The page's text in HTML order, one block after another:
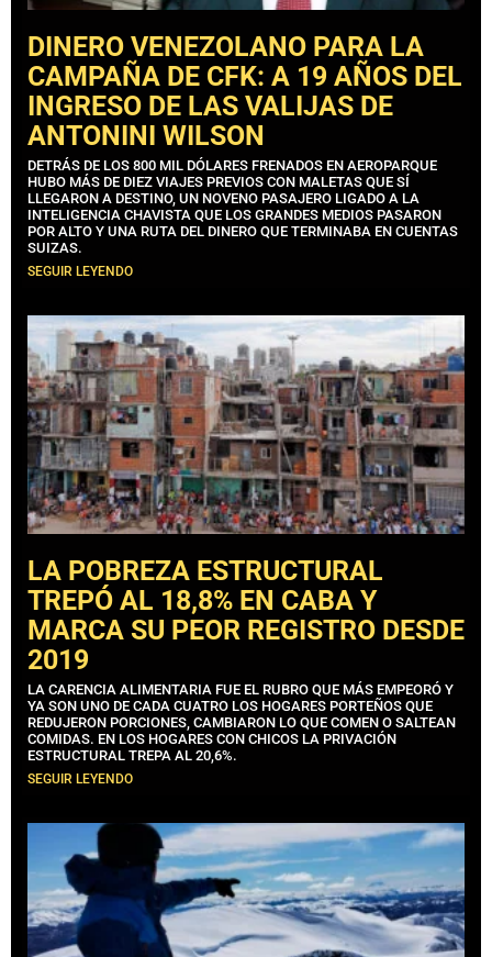
DINERO VENEZOLANO PARA LA
CAMPAÑA DE CFK: A 19 AÑOS DEL
INGRESO DE LAS VALIJAS DE
ANTONINI WILSON
DETRÁS DE LOS 800 MIL DÓLARES FRENADOS EN AEROPARQUE
HUBO MÁS DE DIEZ VIAJES PREVIOS CON MALETAS QUE SÍ
LLEGARON A DESTINO, UN NOVENO PASAJERO LIGADO A LA
INTELIGENCIA CHAVISTA QUE LOS GRANDES MEDIOS PASARON
POR ALTO Y UNA RUTA DEL DINERO QUE TERMINABA EN CUENTAS
SUIZAS.
SEGUIR LEYENDO
LA POBREZA ESTRUCTURAL
TREPÓ AL 18,8% EN CABA Y
MARCA SU PEOR REGISTRO DESDE
2019
LA CARENCIA ALIMENTARIA FUE EL RUBRO QUE MÁS EMPEORÓ Y
YA SON UNO DE CADA CUATRO LOS HOGARES PORTEÑOS QUE
REDUJERON PORCIONES, CAMBIARON LO QUE COMEN O SALTEAN
COMIDAS. EN LOS HOGARES CON CHICOS LA PRIVACIÓN
ESTRUCTURAL TREPA AL 20,6%.
SEGUIR LEYENDO